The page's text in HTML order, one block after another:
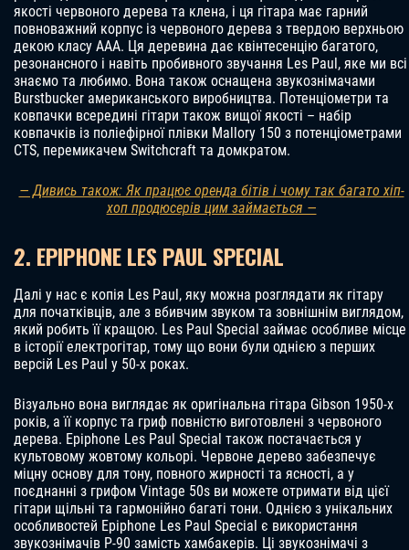
якості червоного дерева та клена, і ця гітара має гарний
повноважний корпус із червоного дерева з твердою верхньою
декою класу AAA. Ця деревина дає квінтесенцію багатого,
резонансного і навіть пробивного звучання Les Paul, яке ми всі
знаємо та любимо. Вона також оснащена звукознімачами
Burstbucker американського виробництва. Потенціометри та
ковпачки всередині гітари також вищої якості – набір
ковпачків із поліефірної плівки Mallory 150 з потенціометрами
CTS, перемикачем Switchcraft та домкратом.
— Дивись також: Як працює оренда бітів і чому так багато хіп-
хоп продюсерів цим займається —
2. EPIPHONE LES PAUL SPECIAL
Далі у нас є копія Les Paul, яку можна розглядати як гітару
для початківців, але з вбивчим звуком та зовнішнім виглядом,
який робить її кращою. Les Paul Special займає особливе місце
в історії електрогітар, тому що вони були однією з перших
версій Les Paul у 50-х роках.
Візуально вона виглядає як оригінальна гітара Gibson 1950-х
років, а її корпус та гриф повністю виготовлені з червоного
дерева. Epiphone Les Paul Special також постачається у
культовому жовтому кольорі. Червоне дерево забезпечує
міцну основу для тону, повного жирності та ясності, а у
поєднанні з грифом Vintage 50s ви можете отримати від цієї
гітари щільні та гармонійно багаті тони. Однією з унікальних
особливостей Epiphone Les Paul Special є використання
звукознімачів P-90 замість хамбакерів. Ці звукознімачі з